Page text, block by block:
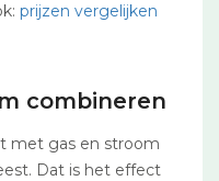
prijzen vergelijken
combineren
met gas en stroom
Dat is het effect